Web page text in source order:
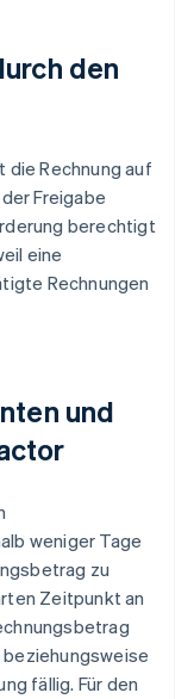
den
die Rechnung auf
Freigabe
berechtigt
eine
Rechnungen
und
weniger Tage
zu
Zeitpunkt an
fällig. Für den